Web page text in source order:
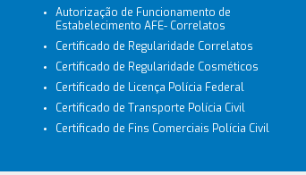
Autorização de Funcionamento de
Estabelecimento AFE- Correlatos
Certificado de Regularidade Correlatos
Certificado de Regularidade Cosméticos
Certificado de Licença Polícia Federal
Certificado de Transporte Polícia Civil
Certificado de Fins Comerciais Polícia Civil